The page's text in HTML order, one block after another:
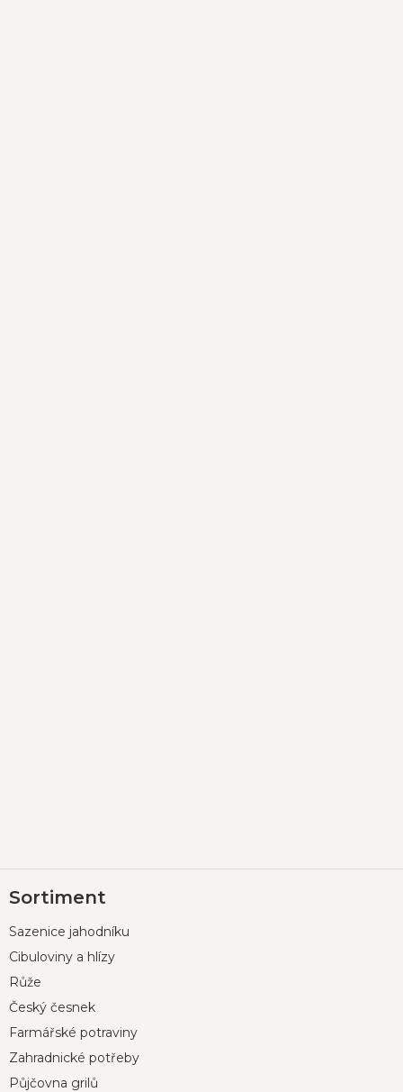
á
a
Sortiment
Sazenice jahodníku
Cibuloviny a hlízy
Růže
Český česnek
Farmářské potraviny
Zahradnické potřeby
Půjčovna grilů